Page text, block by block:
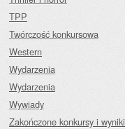
TPP
Twórczość konkursowa
Western
Wydarzenia
Wydarzenia
Wywiady
Zakończone konkursy i wyniki